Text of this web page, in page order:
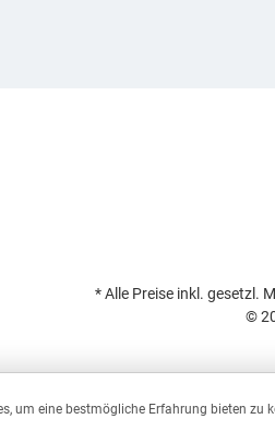
* Alle Preise inkl. gesetzl.
©
um eine bestmögliche Erfahrung bieten zu